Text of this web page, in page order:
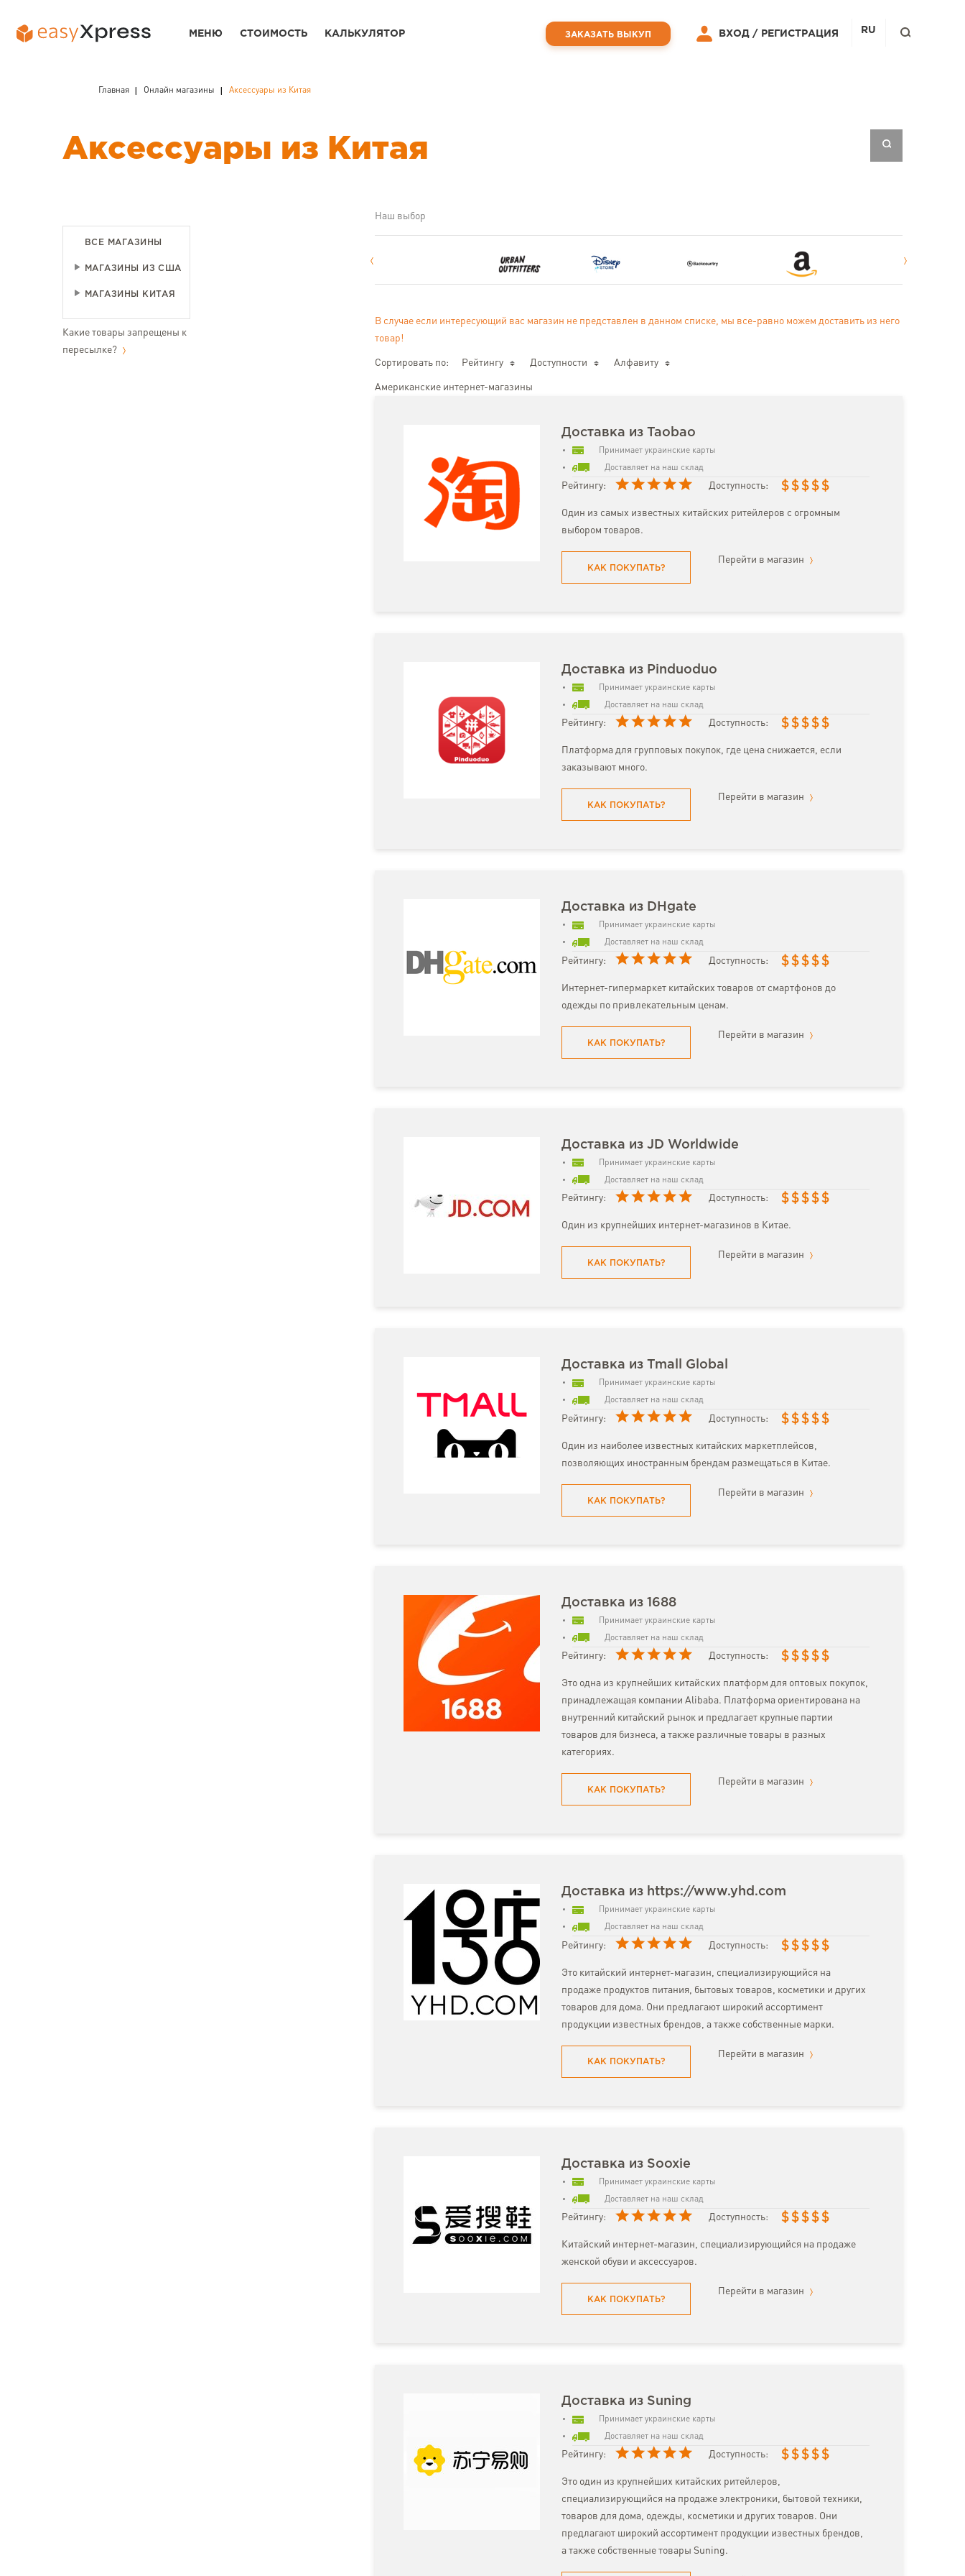
Аксессуары из Китая
Главная Онлайн магазины Аксессуары из Китая
ВСЕ МАГАЗИНЫ
МАГАЗИНЫ ИЗ США
МАГАЗИНЫ КИТАЯ
Какие товары запрещены к
пересылке?
Наш выбор
В случае если интересующий вас магазин не представлен в данном списке, мы все-равно можем доставить из него
товар!
Сортировать по: Рейтингу Доступности Алфавиту
Американские интернет-магазины
Доставка из Taobao
Принимает украинские карты
Доставляет на наш склад
Рейтингу: Доступность: $ $ $ $ $
Один из самых известных китайских ритейлеров с огромным
выбором товаров.
КАК ПОКУПАТЬ?
Перейти в магазин
Доставка из Pinduoduo
Принимает украинские карты
Доставляет на наш склад
Рейтингу: Доступность: $ $ $ $ $
Платформа для групповых покупок, где цена снижается, если
заказывают много.
КАК ПОКУПАТЬ?
Перейти в магазин
Доставка из DHgate
Принимает украинские карты
Доставляет на наш склад
Рейтингу: Доступность: $ $ $ $ $
Интернет-гипермаркет китайских товаров от смартфонов до
одежды по привлекательным ценам.
КАК ПОКУПАТЬ?
Перейти в магазин
Доставка из JD Worldwide
Принимает украинские карты
Доставляет на наш склад
Рейтингу: Доступность: $ $ $ $ $
Один из крупнейших интернет-магазинов в Китае.
КАК ПОКУПАТЬ?
Перейти в магазин
Доставка из Tmall Global
Принимает украинские карты
Доставляет на наш склад
Рейтингу: Доступность: $ $ $ $ $
Один из наиболее известных китайских маркетплейсов,
позволяющих иностранным брендам размещаться в Китае.
КАК ПОКУПАТЬ?
Перейти в магазин
Доставка из 1688
Принимает украинские карты
Доставляет на наш склад
Рейтингу: Доступность: $ $ $ $ $
Это одна из крупнейших китайских платформ для оптовых покупок,
принадлежащая компании Alibaba. Платформа ориентирована на
внутренний китайский рынок и предлагает крупные партии
товаров для бизнеса, а также различные товары в разных
категориях.
КАК ПОКУПАТЬ?
Перейти в магазин
Доставка из https://www.yhd.com
Принимает украинские карты
Доставляет на наш склад
Рейтингу: Доступность: $ $ $ $ $
Это китайский интернет-магазин, специализирующийся на
продаже продуктов питания, бытовых товаров, косметики и других
товаров для дома. Они предлагают широкий ассортимент
продукции известных брендов, а также собственные марки.
КАК ПОКУПАТЬ?
Перейти в магазин
Доставка из Sooxie
Принимает украинские карты
Доставляет на наш склад
Рейтингу: Доступность: $ $ $ $ $
Китайский интернет-магазин, специализирующийся на продаже
женской обуви и аксессуаров.
КАК ПОКУПАТЬ?
Перейти в магазин
Доставка из Suning
Принимает украинские карты
Доставляет на наш склад
Рейтингу: Доступность: $ $ $ $ $
Это один из крупнейших китайских ритейлеров,
специализирующийся на продаже электроники, бытовой техники,
товаров для дома, одежды, косметики и других товаров. Они
предлагают широкий ассортимент продукции известных брендов,
а также собственные товары Suning.
МЕНЮ СТОИМОСТЬ КАЛЬКУЛЯТОР ЗАКАЗАТЬ ВЫКУП ВХОД / РЕГИСТРАЦИЯ RU